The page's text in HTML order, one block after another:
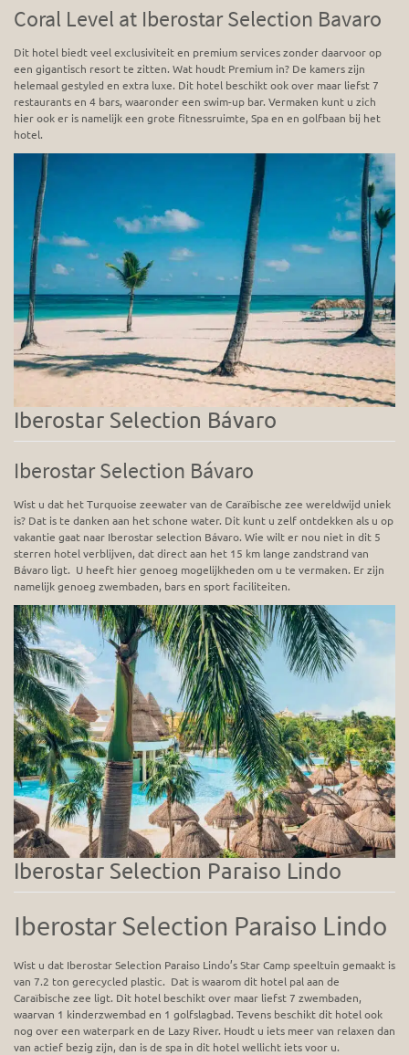
Coral Level at Iberostar Selection Bavaro
Dit hotel biedt veel exclusiviteit en premium services zonder daarvoor op
een gigantisch resort te zitten. Wat houdt Premium in? De kamers zijn
helemaal gestyled en extra luxe. Dit hotel beschikt ook over maar liefst 7
restaurants en 4 bars, waaronder een swim-up bar. Vermaken kunt u zich
hier ook er is namelijk een grote fitnessruimte, Spa en en golfbaan bij het
hotel.
Iberostar Selection Bávaro
Iberostar Selection Bávaro
Wist u dat het Turquoise zeewater van de Caraïbische zee wereldwijd uniek
is? Dat is te danken aan het schone water. Dit kunt u zelf ontdekken als u op
vakantie gaat naar Iberostar selection Bávaro. Wie wilt er nou niet in dit 5
sterren hotel verblijven, dat direct aan het 15 km lange zandstrand van
Bávaro ligt. U heeft hier genoeg mogelijkheden om u te vermaken. Er zijn
namelijk genoeg zwembaden, bars en sport faciliteiten.
Iberostar Selection Paraiso Lindo
Iberostar Selection Paraiso Lindo
Wist u dat Iberostar Selection Paraiso Lindo’s Star Camp speeltuin gemaakt is
van 7.2 ton gerecycled plastic. Dat is waarom dit hotel pal aan de
Caraïbische zee ligt. Dit hotel beschikt over maar liefst 7 zwembaden,
waarvan 1 kinderzwembad en 1 golfslagbad. Tevens beschikt dit hotel ook
nog over een waterpark en de Lazy River. Houdt u iets meer van relaxen dan
van actief bezig zijn, dan is de spa in dit hotel wellicht iets voor u.